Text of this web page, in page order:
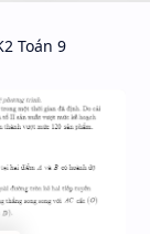
Toán 9